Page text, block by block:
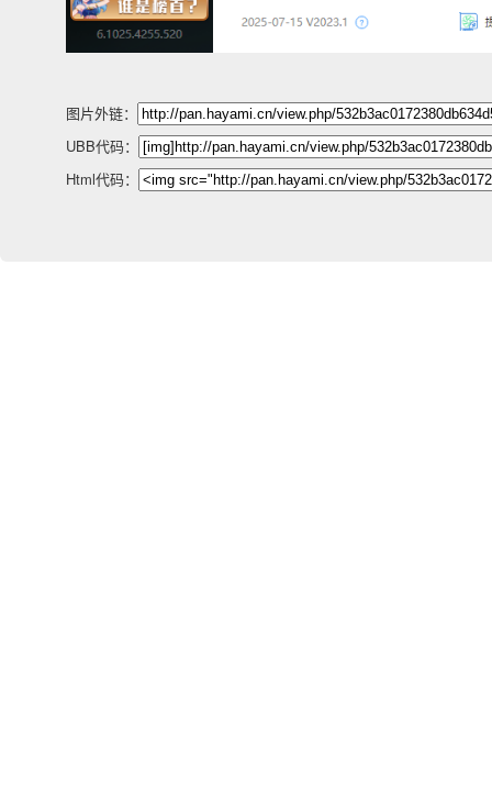
图片外链：
UBB代码：
Html代码：